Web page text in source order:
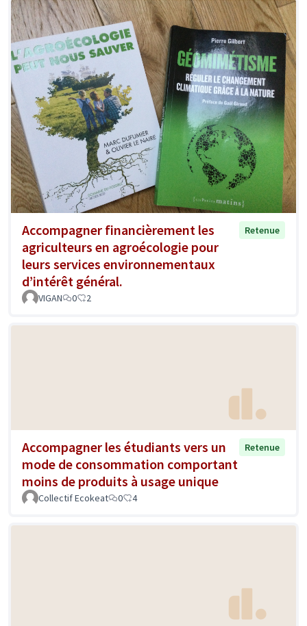
Accompagner financièrement les
agriculteurs en agroécologie pour
leurs services environnementaux
d’intérêt général.
Retenue
VIGAN 0 2
Accompagner les étudiants vers un
mode de consommation comportant
moins de produits à usage unique
Retenue
Collectif Ecokeat 0 4